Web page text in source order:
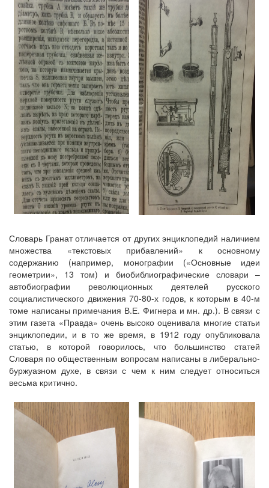
Словарь Гранат отличается от других энциклопедий наличием
множества «текстовых прибавлений» к основному
содержанию (например, монографии («Основные идеи
геометрии», 13 том) и биобиблиографические словари –
автобиографии революционных деятелей русского
социалистического движения 70-80-х годов, к которым в 40-м
томе написаны примечания В.Е. Фигнера и мн. др.). В связи с
этим газета «Правда» очень высоко оценивала многие статьи
энциклопедии, и в то же время, в 1912 году опубликовала
статью, в которой говорилось, что большинство статей
Словаря по общественным вопросам написаны в либерально-
буржуазном духе, в связи с чем к ним следует относиться
весьма критично.